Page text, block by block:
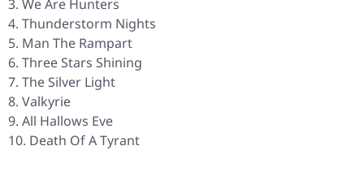
We Are Hunters
Thunderstorm Nights
Man The Rampart
Three Stars Shining
The Silver Light
Valkyrie
All Hallows Eve
Death Of A Tyrant